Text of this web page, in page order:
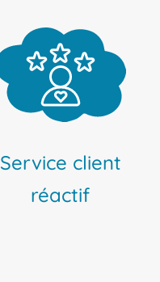
Service client
réactif